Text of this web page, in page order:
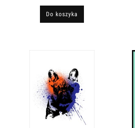
Do koszyka